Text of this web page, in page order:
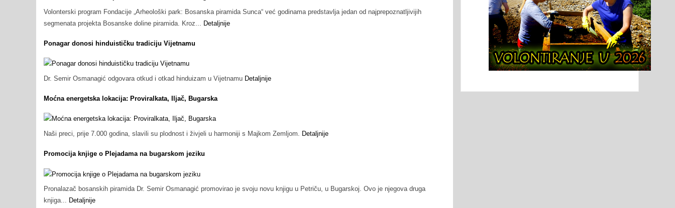
Volonterski program Fondacije „Arheološki park: Bosanska piramida Sunca“ već godinama predstavlja jedan od najprepoznatljivijih
segmenata projekta Bosanske doline piramida. Kroz...
Detaljnije
Ponagar donosi hinduističku tradiciju Vijetnamu
Dr. Semir Osmanagić odgovara otkud i otkad hinduizam u Vijetnamu Detaljnije
Moćna energetska lokacija: Proviralkata, Iljač, Bugarska
Naši preci, prije 7.000 godina, slavili su plodnost i živjeli u harmoniji s Majkom Zemljom. Detaljnije
Promocija knjige o Plejadama na bugarskom jeziku
Pronalazač bosanskih piramida Dr. Semir Osmanagić promovirao je svoju novu knjigu u Petriču, u Bugarskoj. Ovo je njegova druga
knjiga... Detaljnije